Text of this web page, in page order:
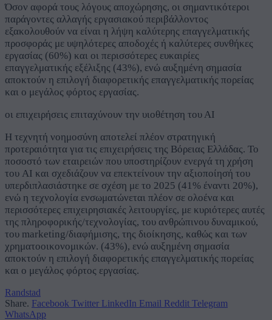
Όσον αφορά τους λόγους αποχώρησης, οι σημαντικότεροι
παράγοντες αλλαγής εργασιακού περιβάλλοντος
εξακολουθούν να είναι η λήψη καλύτερης επαγγελματικής
προσφοράς με υψηλότερες αποδοχές ή καλύτερες συνθήκες
εργασίας (60%) και οι περισσότερες ευκαιρίες
επαγγελματικής εξέλιξης (43%), ενώ αυξημένη σημασία
αποκτούν η επιλογή διαφορετικής επαγγελματικής πορείας
και ο μεγάλος φόρτος εργασίας.
οι επιχειρήσεις επιταχύνουν την υιοθέτηση του ΑΙ
Η τεχνητή νοημοσύνη αποτελεί πλέον στρατηγική
προτεραιότητα για τις επιχειρήσεις της Βόρειας Ελλάδας. Το
ποσοστό των εταιρειών που υποστηρίζουν ενεργά τη χρήση
του AI και σχεδιάζουν να επεκτείνουν την αξιοποίησή του
υπερδιπλασιάστηκε σε σχέση με το 2025 (41% έναντι 20%),
ενώ η τεχνολογία ενσωματώνεται πλέον σε ολοένα και
περισσότερες επιχειρησιακές λειτουργίες, με κυριότερες αυτές
της πληροφορικής/τεχνολογίας, του ανθρώπινου δυναμικού,
του marketing/διαφήμισης, της διοίκησης, καθώς και των
χρηματοοικονομικών. (43%), ενώ αυξημένη σημασία
αποκτούν η επιλογή διαφορετικής επαγγελματικής πορείας
και ο μεγάλος φόρτος εργασίας.
Randstad
Share. Facebook Twitter LinkedIn Email Reddit Telegram
WhatsApp